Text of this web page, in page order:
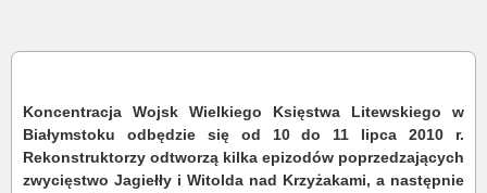
Koncentracja Wojsk Wielkiego Księstwa Litewskiego w
Białymstoku odbędzie się od 10 do 11 lipca 2010 r.
Rekonstruktorzy odtworzą kilka epizodów poprzedzających
zwycięstwo Jagiełły i Witolda nad Krzyżakami, a następnie